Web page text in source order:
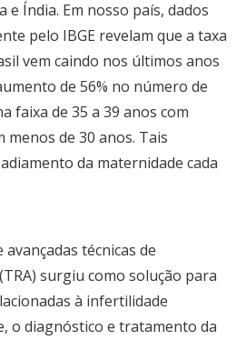
e Índia. Em nosso país, dados
pelo IBGE revelam que a taxa
vem caindo nos últimos anos
de 56% no número de
faixa de 35 a 39 anos com
menos de 30 anos. Tais
da maternidade cada
técnicas de
surgiu como solução para
à infertilidade
o diagnóstico e tratamento da